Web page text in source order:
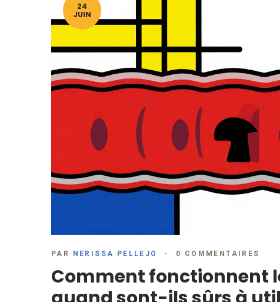
24
JUIN
PAR NERISSA PELLEJO 0 COMMENTAIRES
Comment fonctionnent